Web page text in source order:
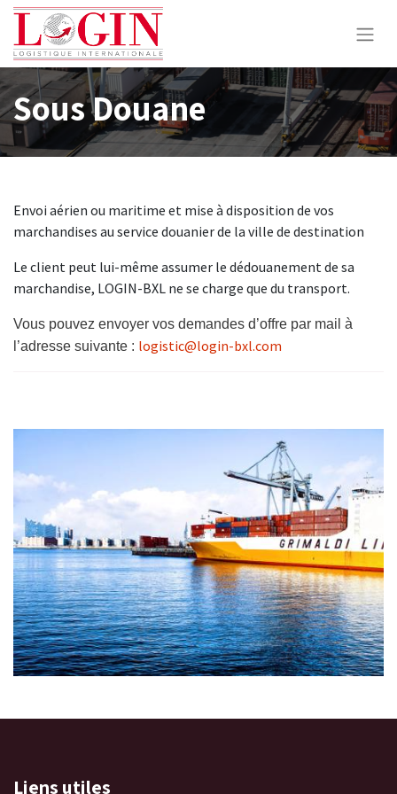
Sous Douane
Envoi aérien ou maritime et mise à disposition de vos
marchandises au service douanier de la ville de destination
Le client peut lui-même assumer le dédouanement de sa
marchandise, LOGIN-BXL ne se charge que du transport.
Vous pouvez envoyer vos demandes d’offre par mail à
l’adresse suivante : logistic@login-bxl.com
Liens utiles